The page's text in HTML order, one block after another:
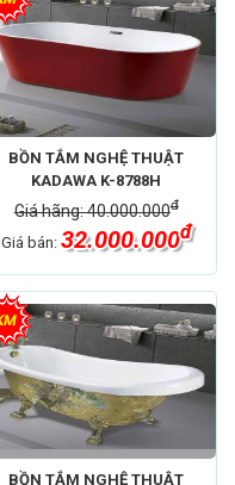
BỒN TẮM NGHỆ THUẬT
KADAWA K-8788H
Giá hãng: 40.000.000đ
Giá bán: 32.000.000đ
BỒN TẮM NGHỆ THUẬT